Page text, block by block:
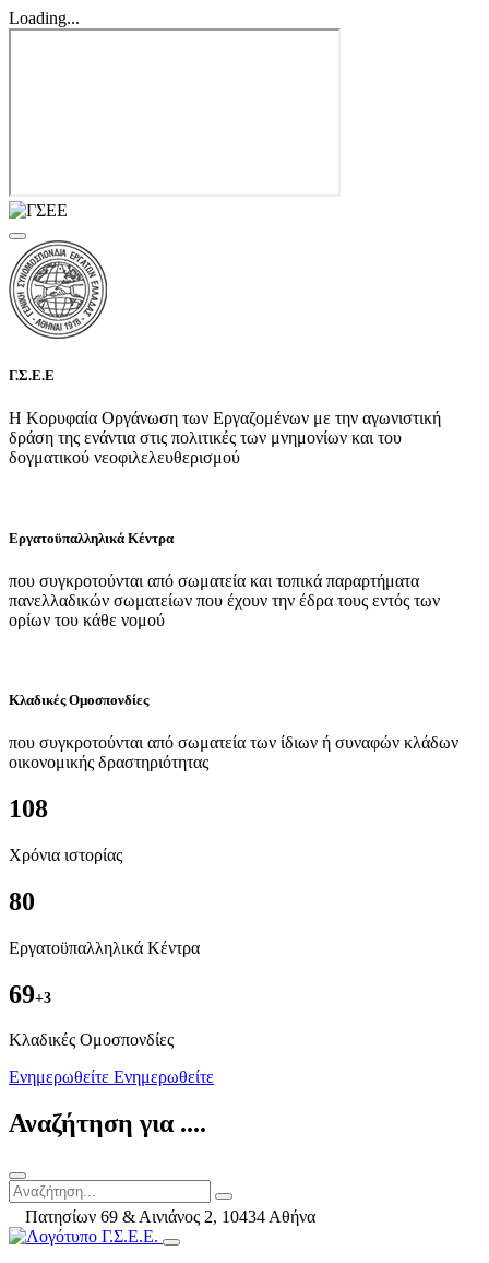
Loading...
Γ.Σ.Ε.Ε
Η Κορυφαία Οργάνωση των Εργαζομένων με την αγωνιστική
δράση της ενάντια στις πολιτικές των μνημονίων και του
δογματικού νεοφιλελευθερισμού
Εργατοϋπαλληλικά Κέντρα
που συγκροτούνται από σωματεία και τοπικά παραρτήματα
πανελλαδικών σωματείων που έχουν την έδρα τους εντός των
ορίων του κάθε νομού
Κλαδικές Ομοσπονδίες
που συγκροτούνται από σωματεία των ίδιων ή συναφών κλάδων
οικονομικής δραστηριότητας
108
Χρόνια ιστορίας
80
Εργατοϋπαλληλικά Κέντρα
69+3
Kλαδικές Ομοσπονδίες
Ενημερωθείτε Ενημερωθείτε
Αναζήτηση για ....
Πατησίων 69 & Αινιάνος 2, 10434 Αθήνα